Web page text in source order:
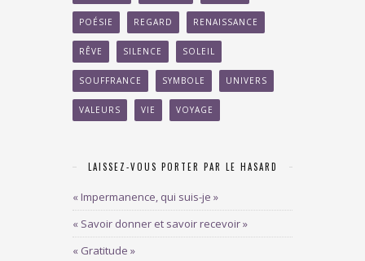
POÉSIE REGARD RENAISSANCE
RÊVE SILENCE SOLEIL
SOUFFRANCE SYMBOLE UNIVERS
VALEURS VIE VOYAGE
LAISSEZ-VOUS PORTER PAR LE HASARD
« Impermanence, qui suis-je »
« Savoir donner et savoir recevoir »
« Gratitude »